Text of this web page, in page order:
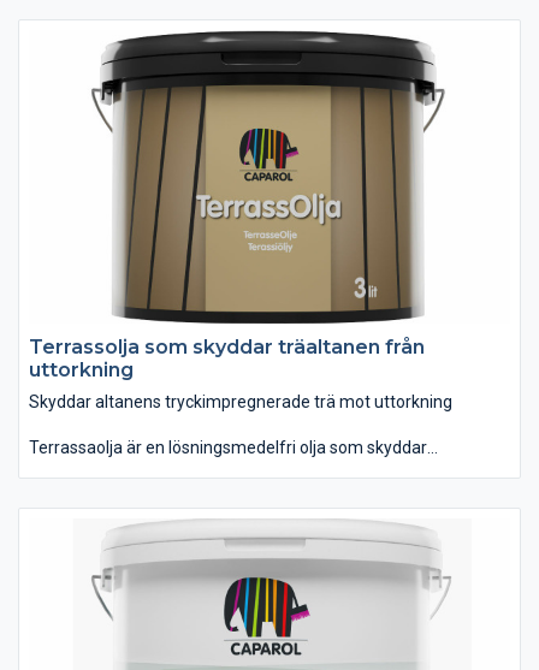
snickerier utomhus utsätts för hårt slitage av väder och vind
och ställer höga krav på de färger som används.
Terrassolja som skyddar träaltanen från
uttorkning
Skyddar altanens tryckimpregnerade trä mot uttorkning
Terrassaolja är en lösningsmedelfri olja som skyddar
mycket sol och regn din altan utsätts för kan det finnas
anledning att stryka på Terrassolja mer än en gång per år.
Terrassolja är vattenspädbar och går att nyansera i flera